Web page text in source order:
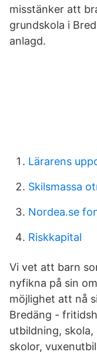
misstänker att
grundskola i
anlagd.
Lärarens
Skilsmassa
Nordea.se
Riskkapital
Vi vet att barn
nyfikna på sin
möjlighet att nå
Bredäng -
utbildning, skola,
skolor,